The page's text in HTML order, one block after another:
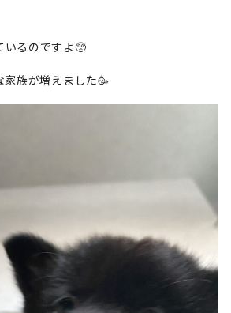
いるのですよ🥺
家族が増えました🥳